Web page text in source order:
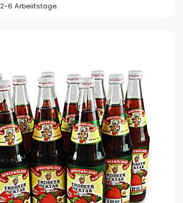
6 Arbeiitstage.